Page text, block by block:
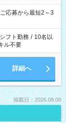
できれば残業はし
希望
、もう1つのお仕事
応募できません。
応募から最短2～3
シフト勤務 / 10名以
ル不要
詳細へ
掲載日：2026.08.08